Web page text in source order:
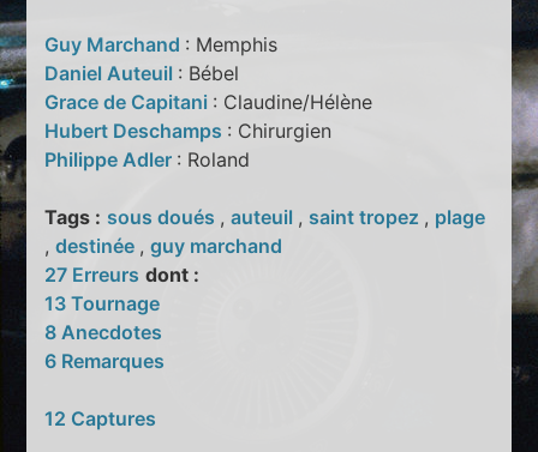
Guy Marchand : Memphis
Daniel Auteuil : Bébel
Grace de Capitani : Claudine/Hélène
Hubert Deschamps : Chirurgien
Philippe Adler : Roland
Tags : sous doués ,auteuil , saint tropez , plage
,destinée ,guy marchand
27 Erreurs dont :
13 Tournage
8 Anecdotes
6 Remarques
12 Captures